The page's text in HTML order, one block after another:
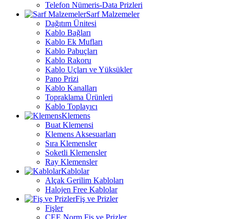
Telefon Nümeris-Data Prizleri
Sarf Malzemeler
Dağıtım Ünitesi
Kablo Bağları
Kablo Ek Mufları
Kablo Pabuçları
Kablo Rakoru
Kablo Uçları ve Yüksükler
Pano Prizi
Kablo Kanalları
Topraklama Ürünleri
Kablo Toplayıcı
Klemens
Buat Klemensi
Klemens Aksesuarları
Sıra Klemensler
Soketli Klemensler
Ray Klemensler
Kablolar
Alçak Gerilim Kabloları
Halojen Free Kablolar
Fiş ve Prizler
Fişler
CEE Norm Fiş ve Prizler